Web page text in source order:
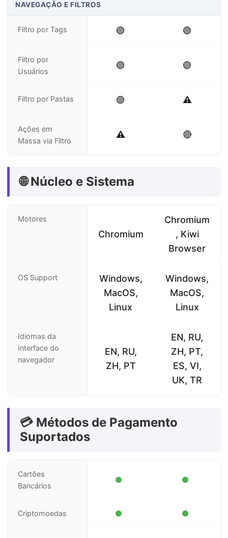
NAVEGAÇÃO E FILTROS
Filtro por Tags 🟢 🟢
Filtro por
Usuários
🟢 🟢
Filtro por Pastas 🟢 ⚠️
Ações em
Massa via Filtro
⚠️ 🔴
🌐 Núcleo e Sistema
Motores
Chromium
Chromium
, Kiwi
Browser
OS Support
Windows,
MacOS,
Linux
Windows,
MacOS,
Linux
Idiomas da
Interface do
navegador
EN, RU,
ZH, PT
EN, RU,
ZH, PT,
ES, VI,
UK, TR
💳 Métodos de Pagamento
Suportados
Cartões
Bancários
Criptomoedas